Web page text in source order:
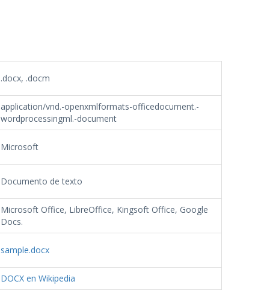
.docx, .docm
application/vnd.-openxmlformats-officedocument.-
wordprocessingml.-document
Microsoft
Documento de texto
Microsoft Office, LibreOffice, Kingsoft Office, Google
Docs.
sample.docx
DOCX en Wikipedia